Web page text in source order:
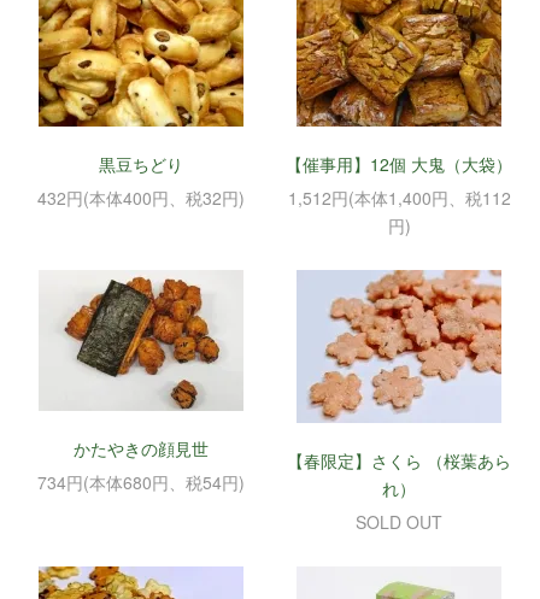
黒豆ちどり
432円(本体400円、税32円)
【催事用】12個 大鬼（大袋）
1,512円(本体1,400円、税112
円)
かたやきの顔見世
734円(本体680円、税54円)
【春限定】さくら （桜葉あら
れ）
SOLD OUT